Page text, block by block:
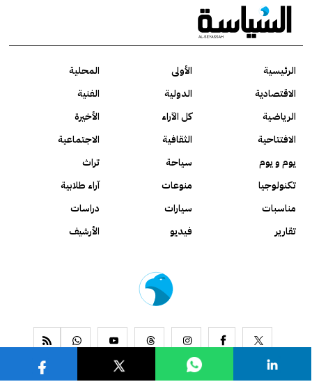
الرئيسية الأولى
المحلية
الاقتصادية
الدولية
الفنية
الرياضية
كل الآراء
الأخيرة
الافتتاحية
الثقافية
الاجتماعية
يوم و يوم
سياحة
تراث
تكنولوجيا
منوعات
آراء طلابية
مناسبات
سيارات
دراسات
تقارير
فيديو الأرشيف